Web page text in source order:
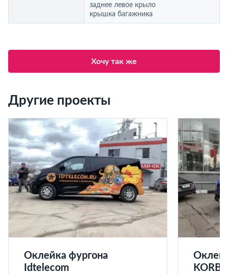
заднее левое крыло
крышка багажника
Хочу так же
Другие проекты
Оклейка фургона
Idtelecom
KORB